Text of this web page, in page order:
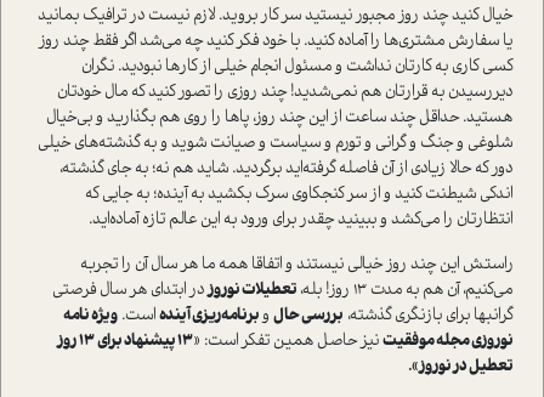
خیال کنید چند روز مجبور نیستید سر کار بروید. لازم نیست در ترافیک بمانید
یا سفارش مشتری‌ها را آماده کنید. با خود فکر کنید چه می‌شد اگر فقط چند روز
کسی کاری به کارتان نداشت و مسئول انجام خیلی از کارها نبودید. نگران
دیر‌رسیدن به قرارتان هم نمی‌شدید! چند روزی را تصور کنید که مال خودتان
هستید. حداقل چند ساعت از این چند روز، پاها را روی هم بگذارید و بی‌خیال
شلوغی و جنگ و گرانی و تورم و سیاست و صیانت شوید و به گذشته‌های خیلی
دور که حالا زیادی از آن فاصله گرفته‌اید برگردید. شاید هم نه؛ به جای گذشته،
اندکی شیطنت کنید و از سر کنجکاوی سرک بکشید به آینده؛ به جایی که
انتظارتان را می‌کشد و ببینید چقدر برای ورود به این عالم تازه آماده‌اید.
راستش این چند روز خیالی نیستند و اتفاقا همه ما هر سال آن را تجربه
می‌کنیم، آن هم به مدت 13 روز! بله،
تعطیلات نوروزدر ابتدای هر سال فرصتی
گرانبها برای بازنگری گذشته، بررسی حال وبرنامه‌ریزی آیندهاست. ویژه نامه
نوروزی مجله موفقیتنیز حاصل همین تفکر است: «
13 پیشنهاد برای 13 روز
تعطیل در نوروز».